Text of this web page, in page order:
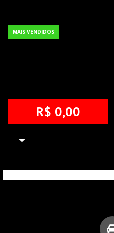
MAIS VENDIDOS
R$ 0,00